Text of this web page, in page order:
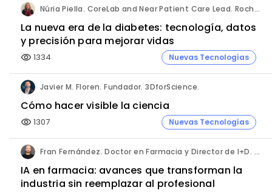
Núria Piella. CoreLab and Near Patient Care Lead. Roche Diagnostics España.
La nueva era de la diabetes: tecnología, datos
y precisión para mejorar vidas
visibility 1334 Nuevas Tecnologías
Javier M. Floren. Fundador. 3DforScience.
Cómo hacer visible la ciencia
visibility 1307 Nuevas Tecnologías
Fran Fernández. Doctor en Farmacia y Director de I+D. Labiana
IA en farmacia: avances que transforman la
industria sin reemplazar al profesional